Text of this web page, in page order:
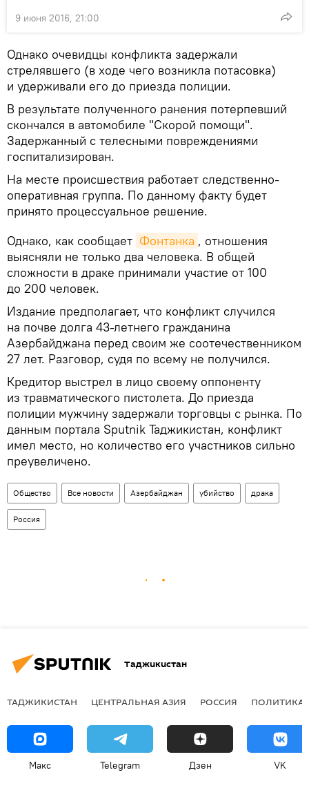
9 июня 2016, 21:00
Однако очевидцы конфликта задержали
стрелявшего (в ходе чего возникла потасовка)
и удерживали его до приезда полиции.
В результате полученного ранения потерпевший
скончался в автомобиле "Скорой помощи".
Задержанный с телесными повреждениями
госпитализирован.
На месте происшествия работает следственно-
оперативная группа. По данному факту будет
принято процессуальное решение.
Однако, как сообщает Фонтанка , отношения
выясняли не только два человека. В общей
сложности в драке принимали участие от 100
до 200 человек.
Издание предполагает, что конфликт случился
на почве долга 43-летнего гражданина
Азербайджана перед своим же соотечественником
27 лет. Разговор, судя по всему не получился.
Кредитор выстрел в лицо своему оппоненту
из травматического пистолета. До приезда
полиции мужчину задержали торговцы с рынка. По
данным портала Sputnik Таджикистан, конфликт
имел место, но количество его участников сильно
преувеличено.
Общество Все новости Азербайджан убийство драка
Россия
Таджикистан
ТАДЖИКИСТАН ЦЕНТРАЛЬНАЯ АЗИЯ РОССИЯ ПОЛИТИКА
Макс Telegram Дзен VK